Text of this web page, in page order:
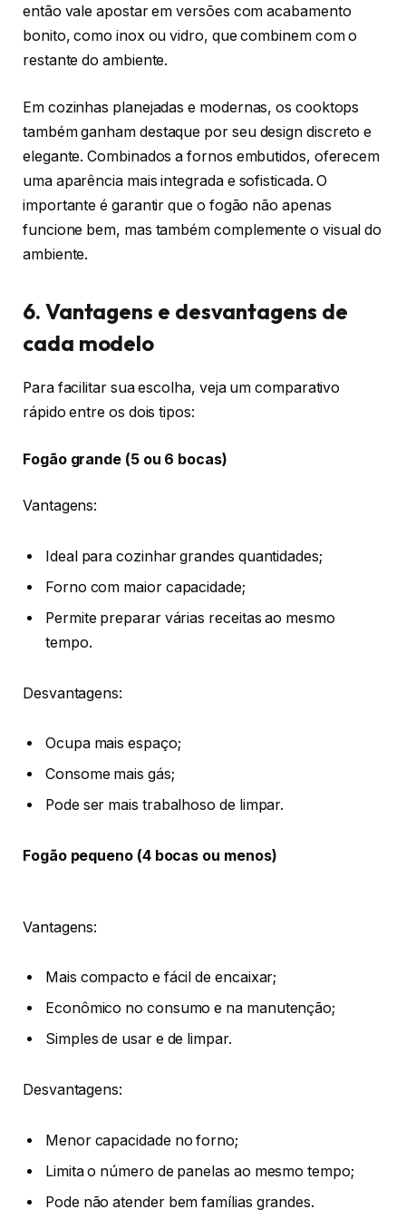
então vale apostar em versões com acabamento
bonito, como inox ou vidro, que combinem com o
restante do ambiente.
Em cozinhas planejadas e modernas, os cooktops
também ganham destaque por seu design discreto e
elegante. Combinados a fornos embutidos, oferecem
uma aparência mais integrada e sofisticada. O
importante é garantir que o fogão não apenas
funcione bem, mas também complemente o visual do
ambiente.
6. Vantagens e desvantagens de
cada modelo
Para facilitar sua escolha, veja um comparativo
rápido entre os dois tipos:
Fogão grande (5 ou 6 bocas)
Vantagens:
Ideal para cozinhar grandes quantidades;
Forno com maior capacidade;
Permite preparar várias receitas ao mesmo
tempo.
Desvantagens:
Ocupa mais espaço;
Consome mais gás;
Pode ser mais trabalhoso de limpar.
Fogão pequeno (4 bocas ou menos)
Vantagens:
Mais compacto e fácil de encaixar;
Econômico no consumo e na manutenção;
Simples de usar e de limpar.
Desvantagens:
Menor capacidade no forno;
Limita o número de panelas ao mesmo tempo;
Pode não atender bem famílias grandes.